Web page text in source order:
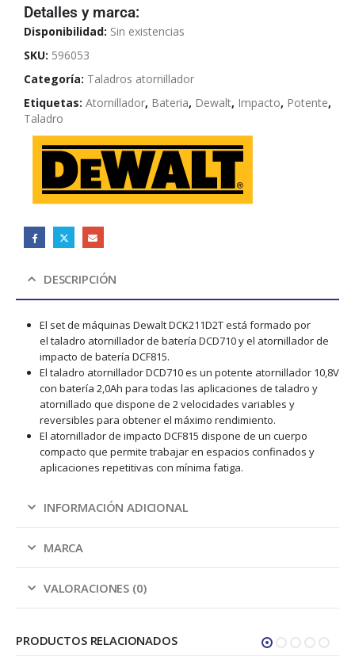
Detalles y marca:
Disponibilidad: Sin existencias
SKU: 596053
Categoría: Taladros atornillador
Etiquetas: Atornillador, Bateria, Dewalt, Impacto, Potente,
Taladro
DESCRIPCIÓN
El set de máquinas Dewalt DCK211D2T está formado por
el taladro atornillador de batería DCD710 y el atornillador de
impacto de batería DCF815.
El taladro atornillador DCD710 es un potente atornillador 10,8V
con batería 2,0Ah para todas las aplicaciones de taladro y
atornillado que dispone de 2 velocidades variables y
reversibles para obtener el máximo rendimiento.
El atornillador de impacto DCF815 dispone de un cuerpo
compacto que permite trabajar en espacios confinados y
aplicaciones repetitivas con mínima fatiga.
INFORMACIÓN ADICIONAL
MARCA
VALORACIONES (0)
PRODUCTOS RELACIONADOS